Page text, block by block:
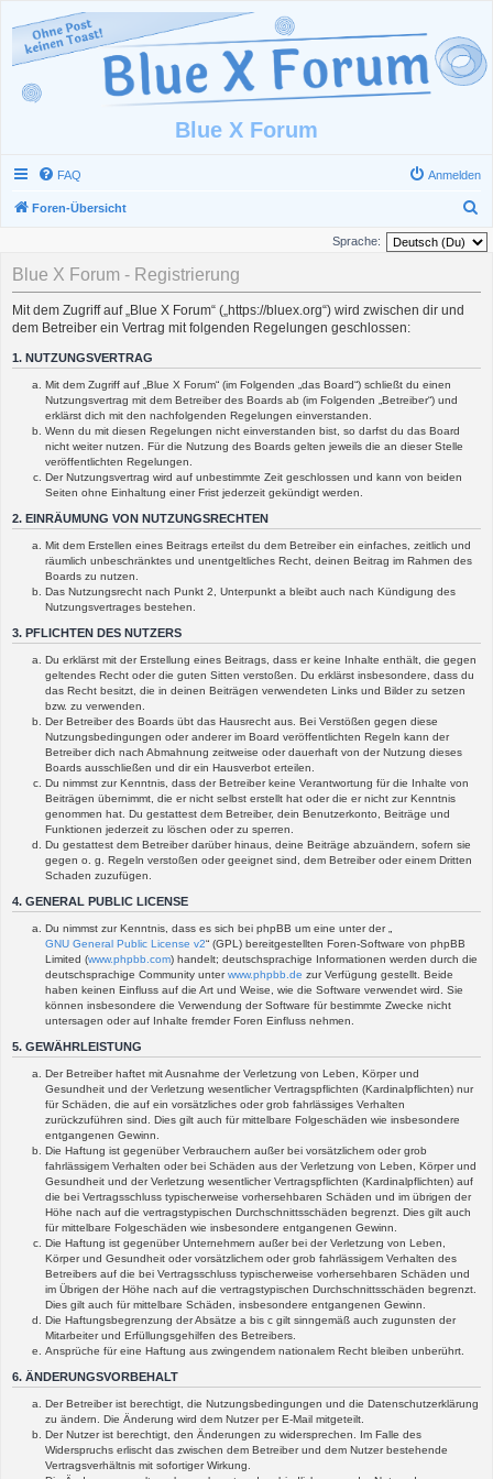
Blue X Forum
FAQ Anmelden
Foren-Übersicht
u
Sprache:
Blue X Forum - Registrierung
Mit dem Zugriff auf „Blue X Forum“ („https://bluex.org“) wird zwischen dir und
dem Betreiber ein Vertrag mit folgenden Regelungen geschlossen:
1. NUTZUNGSVERTRAG
Mit dem Zugriff auf „Blue X Forum“ (im Folgenden „das Board“) schließt du einen
Nutzungsvertrag mit dem Betreiber des Boards ab (im Folgenden „Betreiber“) und
erklärst dich mit den nachfolgenden Regelungen einverstanden.
Wenn du mit diesen Regelungen nicht einverstanden bist, so darfst du das Board
nicht weiter nutzen. Für die Nutzung des Boards gelten jeweils die an dieser Stelle
veröffentlichten Regelungen.
Der Nutzungsvertrag wird auf unbestimmte Zeit geschlossen und kann von beiden
Seiten ohne Einhaltung einer Frist jederzeit gekündigt werden.
2. EINRÄUMUNG VON NUTZUNGSRECHTEN
Mit dem Erstellen eines Beitrags erteilst du dem Betreiber ein einfaches, zeitlich und
räumlich unbeschränktes und unentgeltliches Recht, deinen Beitrag im Rahmen des
Boards zu nutzen.
Das Nutzungsrecht nach Punkt 2, Unterpunkt a bleibt auch nach Kündigung des
Nutzungsvertrages bestehen.
3. PFLICHTEN DES NUTZERS
Du erklärst mit der Erstellung eines Beitrags, dass er keine Inhalte enthält, die gegen
geltendes Recht oder die guten Sitten verstoßen. Du erklärst insbesondere, dass du
das Recht besitzt, die in deinen Beiträgen verwendeten Links und Bilder zu setzen
bzw. zu verwenden.
Der Betreiber des Boards übt das Hausrecht aus. Bei Verstößen gegen diese
Nutzungsbedingungen oder anderer im Board veröffentlichten Regeln kann der
Betreiber dich nach Abmahnung zeitweise oder dauerhaft von der Nutzung dieses
Boards ausschließen und dir ein Hausverbot erteilen.
Du nimmst zur Kenntnis, dass der Betreiber keine Verantwortung für die Inhalte von
Beiträgen übernimmt, die er nicht selbst erstellt hat oder die er nicht zur Kenntnis
genommen hat. Du gestattest dem Betreiber, dein Benutzerkonto, Beiträge und
Funktionen jederzeit zu löschen oder zu sperren.
Du gestattest dem Betreiber darüber hinaus, deine Beiträge abzuändern, sofern sie
gegen o. g. Regeln verstoßen oder geeignet sind, dem Betreiber oder einem Dritten
Schaden zuzufügen.
4. GENERAL PUBLIC LICENSE
Du nimmst zur Kenntnis, dass es sich bei phpBB um eine unter der „
GNU General Public License v2“ (GPL) bereitgestellten Foren-Software von phpBB
Limited (www.phpbb.com) handelt; deutschsprachige Informationen werden durch die
deutschsprachige Community unterwww.phpbb.de zur Verfügung gestellt. Beide
haben keinen Einfluss auf die Art und Weise, wie die Software verwendet wird. Sie
können insbesondere die Verwendung der Software für bestimmte Zwecke nicht
untersagen oder auf Inhalte fremder Foren Einfluss nehmen.
5. GEWÄHRLEISTUNG
Der Betreiber haftet mit Ausnahme der Verletzung von Leben, Körper und
Gesundheit und der Verletzung wesentlicher Vertragspflichten (Kardinalpflichten) nur
für Schäden, die auf ein vorsätzliches oder grob fahrlässiges Verhalten
zurückzuführen sind. Dies gilt auch für mittelbare Folgeschäden wie insbesondere
entgangenen Gewinn.
Die Haftung ist gegenüber Verbrauchern außer bei vorsätzlichem oder grob
fahrlässigem Verhalten oder bei Schäden aus der Verletzung von Leben, Körper und
Gesundheit und der Verletzung wesentlicher Vertragspflichten (Kardinalpflichten) auf
die bei Vertragsschluss typischerweise vorhersehbaren Schäden und im übrigen der
Höhe nach auf die vertragstypischen Durchschnittsschäden begrenzt. Dies gilt auch
für mittelbare Folgeschäden wie insbesondere entgangenen Gewinn.
Die Haftung ist gegenüber Unternehmern außer bei der Verletzung von Leben,
Körper und Gesundheit oder vorsätzlichem oder grob fahrlässigem Verhalten des
Betreibers auf die bei Vertragsschluss typischerweise vorhersehbaren Schäden und
im Übrigen der Höhe nach auf die vertragstypischen Durchschnittsschäden begrenzt.
Dies gilt auch für mittelbare Schäden, insbesondere entgangenen Gewinn.
Die Haftungsbegrenzung der Absätze a bis c gilt sinngemäß auch zugunsten der
Mitarbeiter und Erfüllungsgehilfen des Betreibers.
Ansprüche für eine Haftung aus zwingendem nationalem Recht bleiben unberührt.
6. ÄNDERUNGSVORBEHALT
Der Betreiber ist berechtigt, die Nutzungsbedingungen und die Datenschutzerklärung
zu ändern. Die Änderung wird dem Nutzer per E-Mail mitgeteilt.
Der Nutzer ist berechtigt, den Änderungen zu widersprechen. Im Falle des
Widerspruchs erlischt das zwischen dem Betreiber und dem Nutzer bestehende
Vertragsverhältnis mit sofortiger Wirkung.